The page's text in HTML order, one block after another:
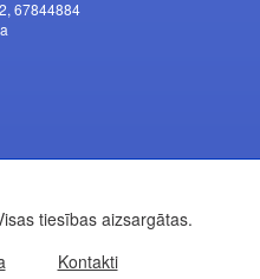
67844884
tiesības aizsargātas.
Kontakti